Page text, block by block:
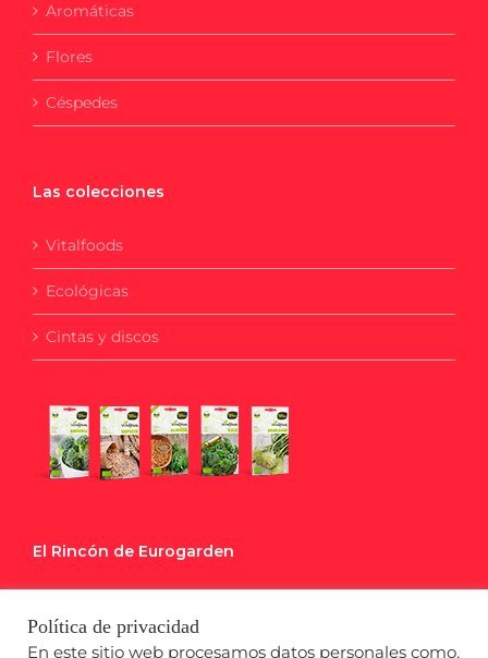
Aromáticas
Flores
Céspedes
Las colecciones
Vitalfoods
Ecológicas
Cintas y discos
El Rincón de Eurogarden
Calendario de Siembra
Política de privacidad
En este sitio web procesamos datos personales como,